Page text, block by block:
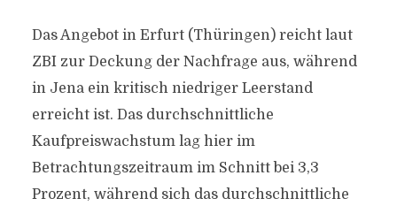
Das Angebot in Erfurt (Thüringen) reicht laut
ZBI zur Deckung der Nachfrage aus, während
in Jena ein kritisch niedriger Leerstand
erreicht ist. Das durchschnittliche
Kaufpreiswachstum lag hier im
Betrachtungszeitraum im Schnitt bei 3,3
Prozent, während sich das durchschnittliche